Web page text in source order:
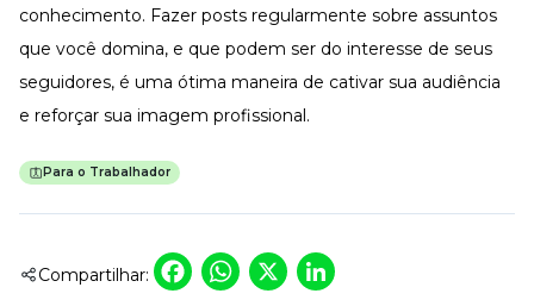
conhecimento. Fazer posts regularmente sobre assuntos
que você domina, e que podem ser do interesse de seus
seguidores, é uma ótima maneira de cativar sua audiência
e reforçar sua imagem profissional.
Para o Trabalhador
Compartilhar: Facebook
WhatsApp
X